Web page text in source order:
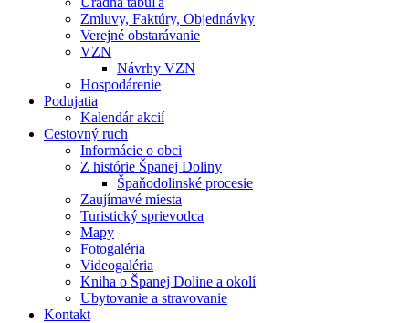
Zmluvy, Faktúry, Objednávky
Verejné obstarávanie
VZN
Návrhy VZN
Hospodárenie
Podujatia
Kalendár akcií
Cestovný ruch
Informácie o obci
Z histórie Španej Doliny
Špaňodolinské procesie
Zaujímavé miesta
Turistický sprievodca
Mapy
Fotogaléria
Videogaléria
Kniha o Španej Doline a okolí
Ubytovanie a stravovanie
Kontakt